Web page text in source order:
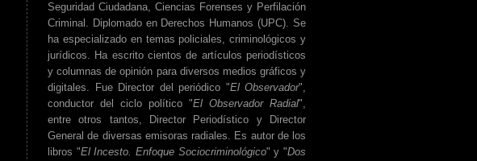
Seguridad Ciudadana, Ciencias Forenses y Perfilación
Criminal. Diplomado en Derechos Humanos (UPC). Se
ha especializado en temas policiales, criminológicos y
jurídicos. Ha escrito cientos de artículos periodísticos
y columnas de opinión para diversos medios gráficos y
digitales. Fue Director del periódico "El Observador",
conductor del ciclo político "El Observador Radial",
entre otros tantos, Director Periodístico y Director
General de diversas emisoras radiales. Es autor de los
libros "El Incesto. Enfoque Sociocriminológico" y "Dos